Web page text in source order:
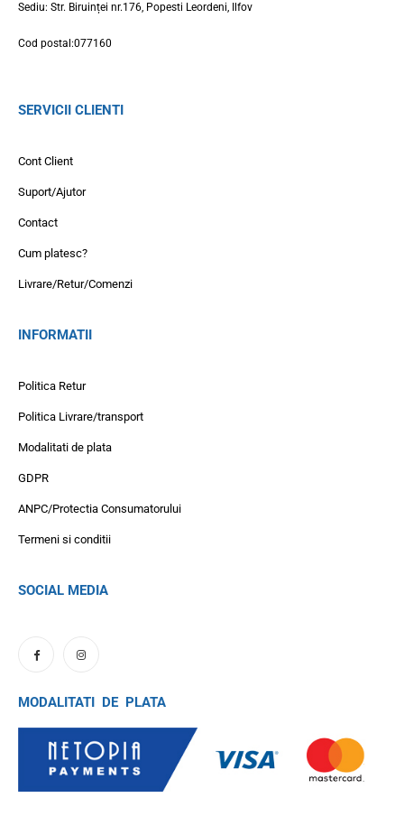
Sediu: Str. Biruinței nr.176, Popesti Leordeni, Ilfov
Cod postal:077160
SERVICII CLIENTI
Cont Client
Suport/Ajutor
Contact
Cum platesc?
Livrare/Retur/Comenzi
INFORMATII
Politica Retur
Politica Livrare/transport
Modalitati de plata
GDPR
ANPC/Protectia Consumatorului
Termeni si conditii
SOCIAL MEDIA
MODALITATI DE PLATA